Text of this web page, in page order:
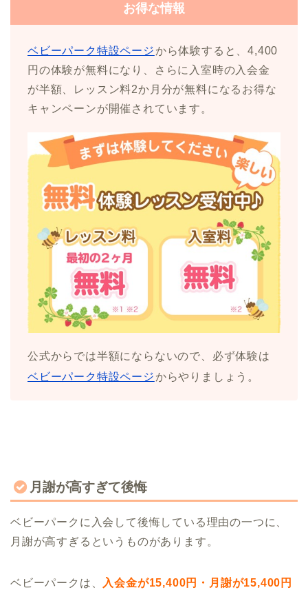
お得な情報
ベビーパーク特設ページから体験すると、4,400
円の体験が無料になり、さらに入室時の入会金
が半額、レッスン料2か月分が無料になるお得な
キャンペーンが開催されています。
公式からでは半額にならないので、必ず体験は
ベビーパーク特設ページからやりましょう。
月謝が高すぎて後悔
ベビーパークに入会して後悔している理由の一つに、
月謝が高すぎるというものがあります。
ベビーパークは、
入会金が15,400円・月謝が15,400円